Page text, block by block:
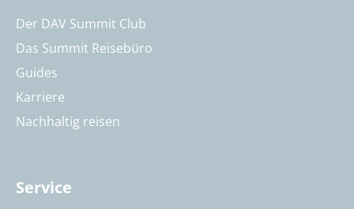
Der DAV Summit Club
Das Summit Reisebüro
Guides
Karriere
Nachhaltig reisen
Service